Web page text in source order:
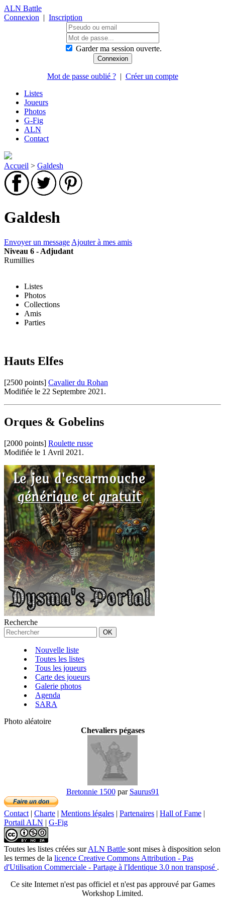
ALN Battle
Connexion | Inscription
Garder ma session ouverte.
Mot de passe oublié ?| Créer un compte
Listes
Joueurs
Photos
G-Fig
ALN
Contact
Accueil > Galdesh
Galdesh
Envoyer un message Ajouter à mes amis
Niveau 6 - Adjudant
Rumillies
Listes
Photos
Collections
Amis
Parties
Hauts Elfes
[2500 points] Cavalier du Rohan
Modifiée le 22 Septembre 2021.
Orques & Gobelins
[2000 points] Roulette russe
Modifiée le 1 Avril 2021.
Recherche
Nouvelle liste
Toutes les listes
Tous les joueurs
Carte des joueurs
Galerie photos
Agenda
SARA
Photo aléatoire
Chevaliers pégases
Bretonnie 1500par Saurus91
Contact | Charte | Mentions légales | Partenaires | Hall of Fame |
Portail ALN | G-Fig
Toutes les listes créées surALN Battle sont mises à disposition selon
les termes de la licence Creative Commons Attribution - Pas
d'Utilisation Commerciale - Partage à l'Identique 3.0 non transposé .
Ce site Internet n'est pas officiel et n'est pas approuvé par Games
Workshop Limited.